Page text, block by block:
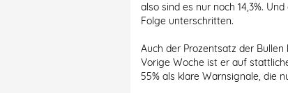
also sind es nur noch 14,3%.
Folge unterschritten.
Auch der Prozentsatz der
Vorige Woche ist er auf
55% als klare Warnsignale, die